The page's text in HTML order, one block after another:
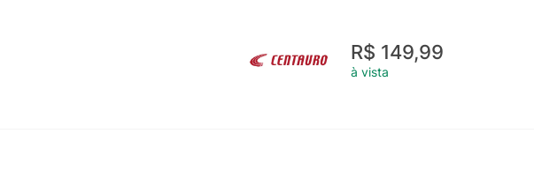
R$ 149,99
à vista